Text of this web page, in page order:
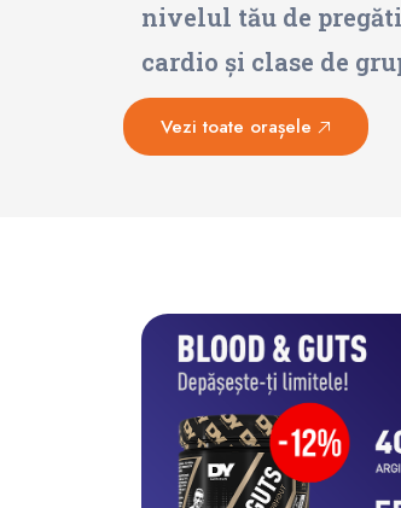
nivelul tău de
cardio și clase de
Vezi toate orașele